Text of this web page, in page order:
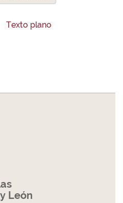
Texto plano
León